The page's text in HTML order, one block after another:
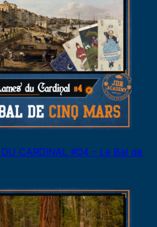
CARDINAL #04 – Le Bal de